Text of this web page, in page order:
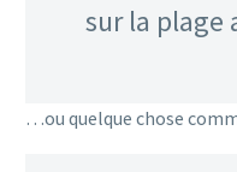
sur la plage
…ou quelque chose